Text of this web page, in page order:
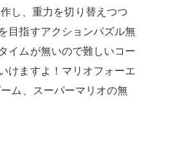
し、重力を切り替えつつ
目指すアクションパズル無
イムが無いので難しいコー
けますよ！マリオフォーエ
ム、スーパーマリオの無